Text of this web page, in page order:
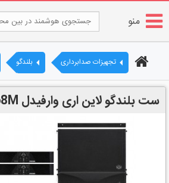
منو
تجهیزات صدابرداری بلندگو
ست بلندگو لاین اری وارفیدل WHARFEDALE WLA68M